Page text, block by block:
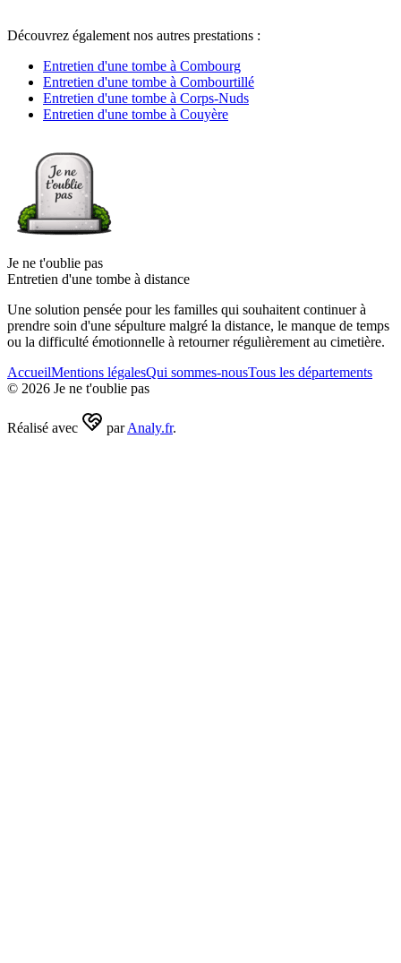
Découvrez également nos autres prestations :
Entretien d'une tombe à Combourg
Entretien d'une tombe à Combourtillé
Entretien d'une tombe à Corps-Nuds
Entretien d'une tombe à Couyère
Je ne t'oublie pas
Entretien d'une tombe à distance
Une solution pensée pour les familles qui souhaitent continuer à
prendre soin d'une sépulture malgré la distance, le manque de temps
ou la difficulté émotionnelle à retourner régulièrement au cimetière.
AccueilMentions légalesQui sommes-nousTous les départements
© 2026 Je ne t'oublie pas
Réalisé avec par Analy.fr.